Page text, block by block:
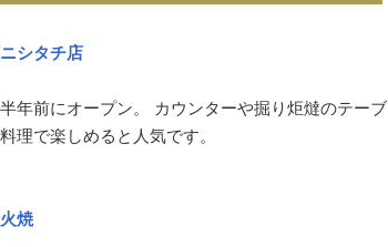
シタチ店
年前にオープン。 カウンターや掘り炬燵のテーブ
理で楽しめると人気です。
焼